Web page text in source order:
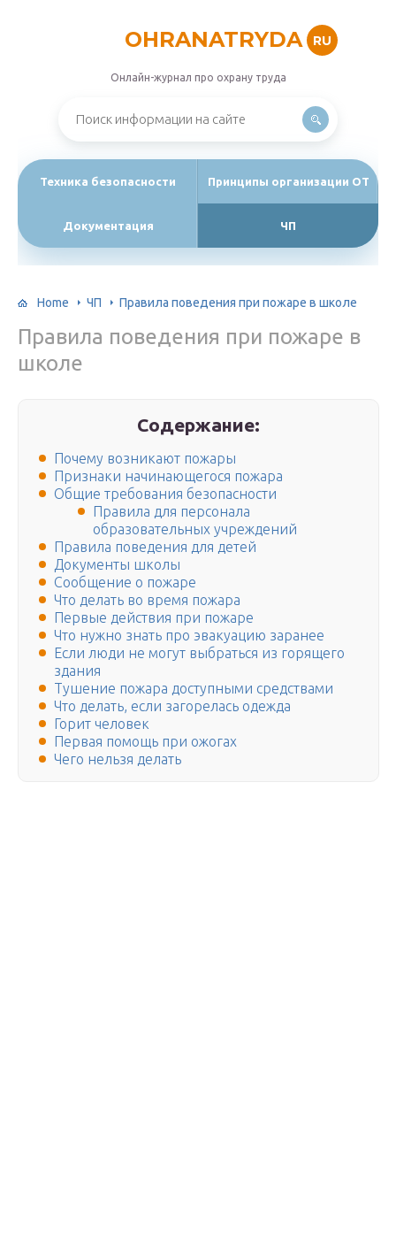
OHRANATRYDA RU
Онлайн-журнал про охрану труда
Техника безопасности Принципы организации ОТ
Документация ЧП
Home ЧП Правила поведения при пожаре в школе
Правила поведения при пожаре в
школе
Содержание:
Почему возникают пожары
Признаки начинающегося пожара
Общие требования безопасности
Правила для персонала
образовательных учреждений
Правила поведения для детей
Документы школы
Сообщение о пожаре
Что делать во время пожара
Первые действия при пожаре
Что нужно знать про эвакуацию заранее
Если люди не могут выбраться из горящего
здания
Тушение пожара доступными средствами
Что делать, если загорелась одежда
Горит человек
Первая помощь при ожогах
Чего нельзя делать